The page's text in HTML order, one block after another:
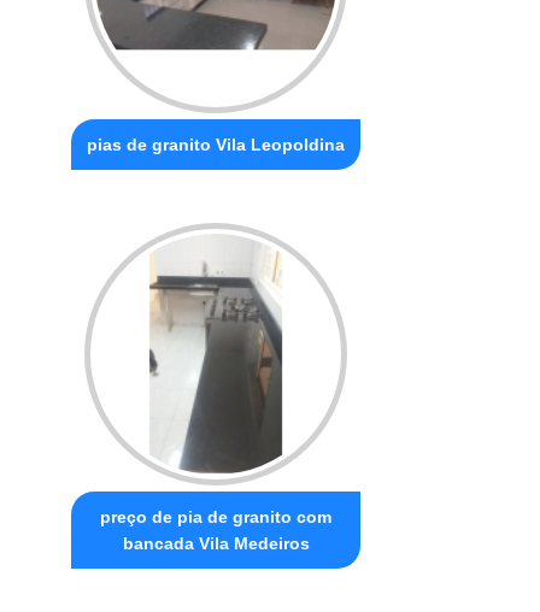
pias de granito Vila Leopoldina
preço de pia de granito com
bancada Vila Medeiros